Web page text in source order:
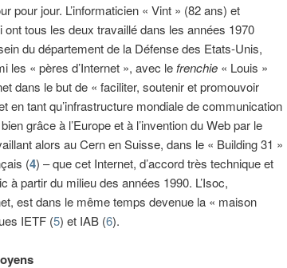
pour jour. L’informaticien « Vint » (82 ans) et
ont tous les deux travaillé dans les années 1970
du département de la Défense des Etats-Unis,
les « pères d’Internet », avec le frenchie « Louis »
dans le but de « faciliter, soutenir et promouvoir
en tant qu’infrastructure mondiale de communication
grâce à l’Europe et à l’invention du Web par le
alors au Cern en Suisse, dans le « Building 31 »
(4) – que cet Internet, d’accord très technique et
à partir du milieu des années 1990. L’Isoc,
est dans le même temps devenue la « maison
IETF (5) et IAB (6).